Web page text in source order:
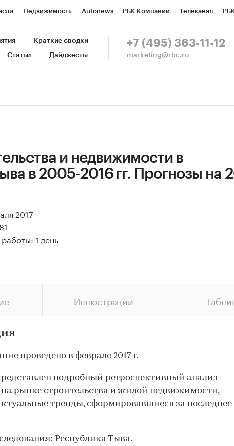
Недвижимость Autonews РБК Компании Телеканал
Спецпроекты СПб Конференции СПб Спецпроекты
Краткие сводки
Статьи Дайджесты
+7 (495) 363-11-12
marketing@rbc.ru
и недвижимости в
в 2005-2016 гг. Прогнозы на
2017
1 день
Иллюстрации
проведено в феврале 2017 г.
подробный ретроспективный анализ
рынке строительства и жилой недвижимости,
тренды, сформировавшиеся за последнее
Республика Тыва.